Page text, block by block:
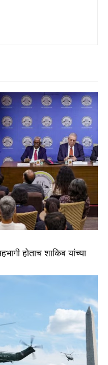
होताच शाकिब यांच्या